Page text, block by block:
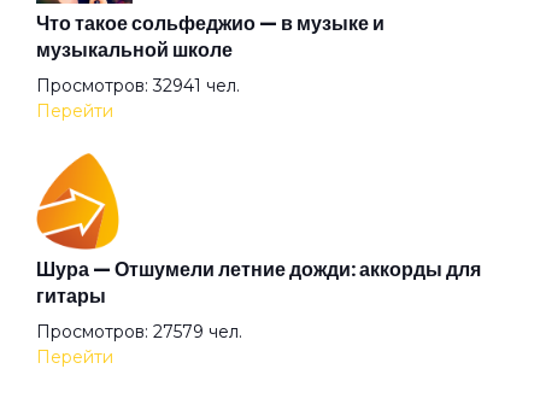
Как в море корабли
Киты (feat. Сансара)
Комета
Компас 2
Лес и тишина
Что такое сольфеджио — в музыке и
музыкальной школе
Просмотров: 32941 чел.
Перейти
Шура — Отшумели летние дожди: аккорды для
гитары
Просмотров: 27579 чел.
Перейти